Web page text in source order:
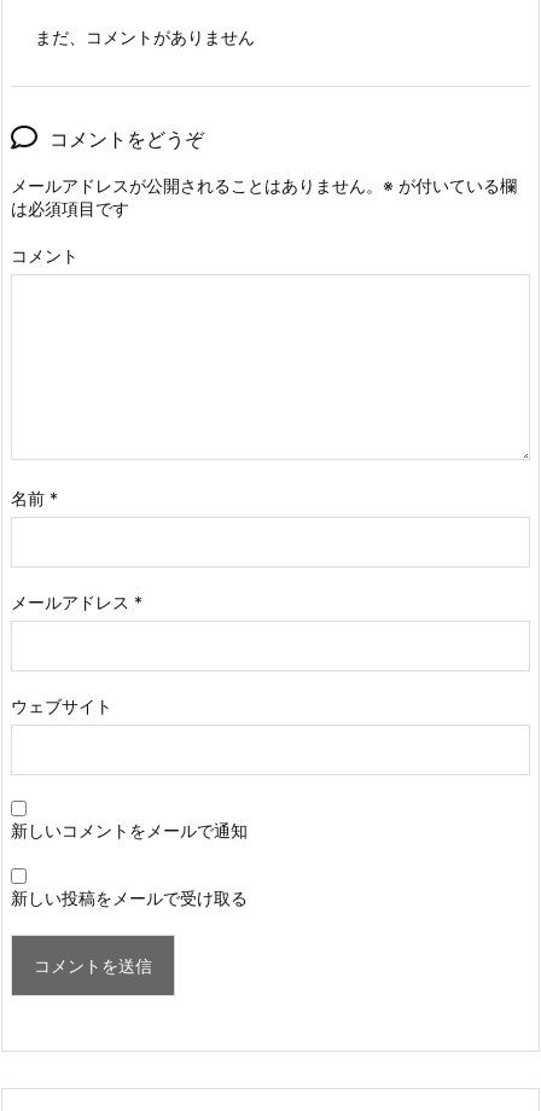
まだ、コメントがありません
コメントをどうぞ
メールアドレスが公開されることはありません。 ※ が付いている欄
は必須項目です
コメント
名前 *
メールアドレス *
ウェブサイト
新しいコメントをメールで通知
新しい投稿をメールで受け取る